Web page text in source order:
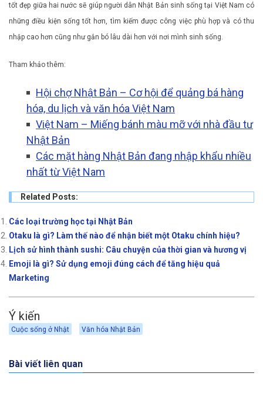
tốt đẹp giữa hai nước sẽ giúp người dân Nhật Bản sinh sống tại Việt Nam có
những điều kiện sống tốt hơn, tìm kiếm được công việc phù hợp và có thu
nhập cao hơn cũng như gắn bó lâu dài hơn với nơi mình sinh sống.
Tham khảo thêm:
Hội chợ Nhật Bản – Cơ hội để quảng bá hàng
hóa, du lịch và văn hóa Việt Nam
Việt Nam – Miếng bánh màu mỡ với nhà đầu tư
Nhật Bản
Các mặt hàng Nhật Bản đang nhập khẩu nhiều
nhất từ Việt Nam
Related Posts:
Các loại trường học tại Nhật Bản
Otaku là gì? Làm thế nào để nhận biết một Otaku chính hiệu?
Lịch sử hình thành sushi: Câu chuyện của thời gian và hương vị
Emoji là gì? Sử dụng emoji đúng cách để tăng hiệu quả
Marketing
Ý kiến
Cuộc sống ở Nhật Văn hóa Nhật Bản
Bài viết liên quan